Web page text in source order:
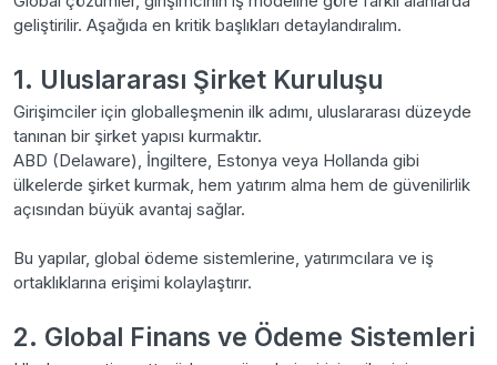
geliştirilir. Aşağıda en kritik başlıkları detaylandıralım.
1. Uluslararası Şirket Kuruluşu
Girişimciler için globalleşmenin ilk adımı, uluslararası düzeyde
tanınan bir şirket yapısı kurmaktır.
ABD (Delaware), İngiltere, Estonya veya Hollanda gibi
ülkelerde şirket kurmak, hem yatırım alma hem de güvenilirlik
açısından büyük avantaj sağlar.
Bu yapılar, global ödeme sistemlerine, yatırımcılara ve iş
ortaklıklarına erişimi kolaylaştırır.
2. Global Finans ve Ödeme Sistemleri